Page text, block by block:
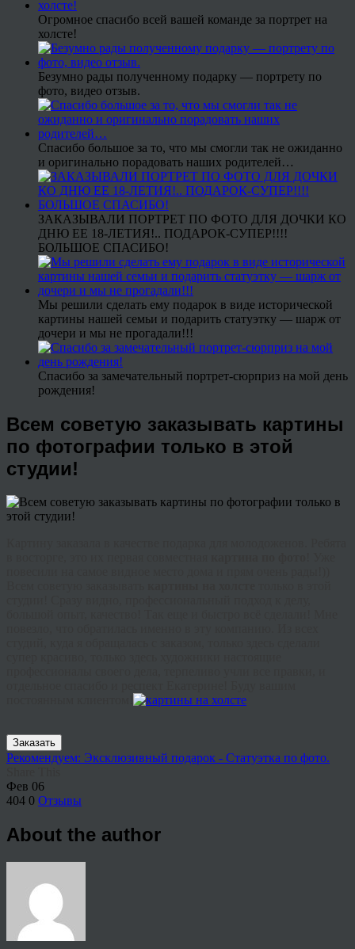
Огромное спасибо всей вашей команде за портрет на
холсте!
Безумно рады полученному подарку — портрету по
фото, видео отзыв.
Спасибо большое за то, что мы смогли так не ожиданно
и оригинально порадовать наших родителей…
ЗАКАЗЫВАЛИ ПОРТРЕТ ПО ФОТО ДЛЯ ДОЧКИ КО
ДНЮ ЕЕ 18-ЛЕТИЯ!.. ПОДАРОК-СУПЕР!!!!
БОЛЬШОЕ СПАСИБО!
Мы решили сделать ему подарок в виде исторической
картины нашей семьи и подарить статуэтку — шарж от
дочери и мы не прогадали!!!
Спасибо за замечательный портрет-сюрприз на мой день
рождения!
Всем советую заказывать картины
по фотографии только в этой
студии!
Заказать
Рекомендуем: Эксклюзивный подарок - Статуэтка по фото.
Фев 06
404 0 Отзывы
About the author